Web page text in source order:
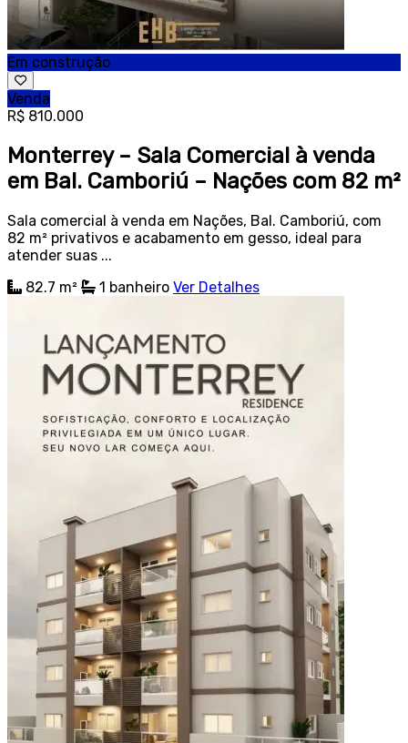
Em construção
Venda
R$ 810.000
Monterrey – Sala Comercial à venda
em Bal. Camboriú – Nações com 82 m²
Sala comercial à venda em Nações, Bal. Camboriú, com
82 m² privativos e acabamento em gesso, ideal para
atender suas ...
82.7 m²
1 banheiro Ver Detalhes